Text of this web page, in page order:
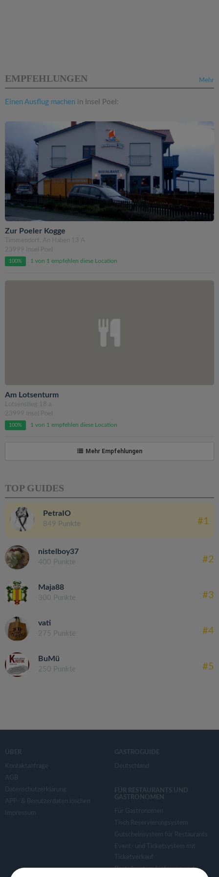
Mehr
EMPFEHLUNGEN
Einen Ausflug machen in Insel Poel:
Zur Poeler Kogge
Timmendorf, An Haben 13 A
23999 Insel Poel
100% 1 von 1 empfehlen diese Location
Am Lotsenturm
Lotsenstieg 18 a
23999 Insel Poel
100% 1 von 1 empfehlen diese Location
Mehr Empfehlungen
TOP GUIDES
PetraIO
849 Punkte #1
nistelboy37
400 Punkte #2
Maja88
300 Punkte #3
vati
275 Punkte #4
BuMü
250 Punkte #5
ÜBER
Kontaktanfrage
AGB
Datenschutzerklärung
APP- & Benutzerdaten löschen
Impressum
GASTROGUIDE
Deutschland
FÜR RESTAURANTS UND
GASTRONOMEN
Für Gastronomen
Tisch Reservierungsystem
Gutscheinsystem für Restaurants
Event- und Ticketsystem mit
Ticketverkauf
Bestellsystem Lieferung und